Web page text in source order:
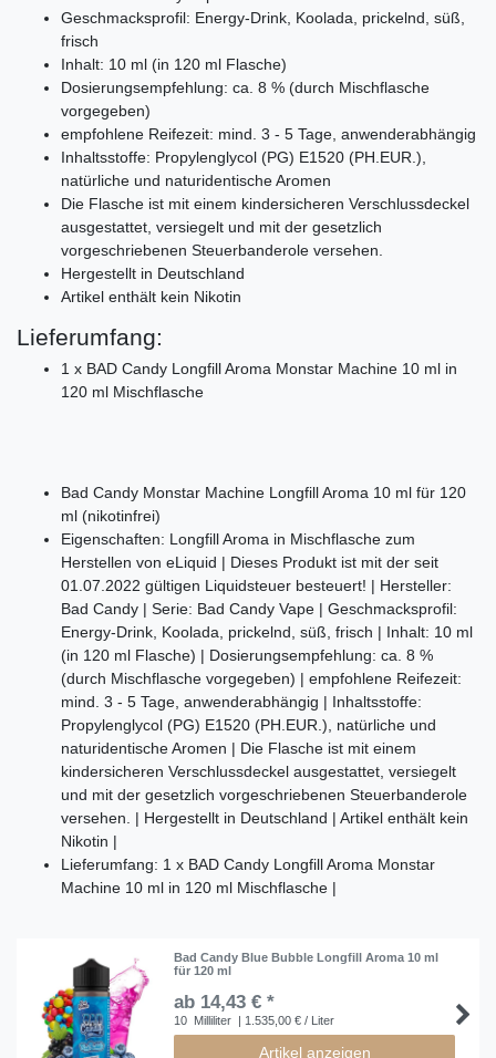
Geschmacksprofil: Energy-Drink, Koolada, prickelnd, süß,
frisch
Inhalt: 10 ml (in 120 ml Flasche)
Dosierungsempfehlung: ca. 8 % (durch Mischflasche
vorgegeben)
empfohlene Reifezeit: mind. 3 - 5 Tage, anwenderabhängig
Inhaltsstoffe: Propylenglycol (PG) E1520 (PH.EUR.),
natürliche und naturidentische Aromen
Die Flasche ist mit einem kindersicheren Verschlussdeckel
ausgestattet, versiegelt und mit der gesetzlich
vorgeschriebenen Steuerbanderole versehen.
Hergestellt in Deutschland
Artikel enthält kein Nikotin
Lieferumfang:
1 x BAD Candy Longfill Aroma Monstar Machine 10 ml in
120 ml Mischflasche
Bad Candy Monstar Machine Longfill Aroma 10 ml für 120
ml (nikotinfrei)
Eigenschaften: Longfill Aroma in Mischflasche zum
Herstellen von eLiquid | Dieses Produkt ist mit der seit
01.07.2022 gültigen Liquidsteuer besteuert! | Hersteller:
Bad Candy | Serie: Bad Candy Vape | Geschmacksprofil:
Energy-Drink, Koolada, prickelnd, süß, frisch | Inhalt: 10 ml
(in 120 ml Flasche) | Dosierungsempfehlung: ca. 8 %
(durch Mischflasche vorgegeben) | empfohlene Reifezeit:
mind. 3 - 5 Tage, anwenderabhängig | Inhaltsstoffe:
Propylenglycol (PG) E1520 (PH.EUR.), natürliche und
naturidentische Aromen | Die Flasche ist mit einem
kindersicheren Verschlussdeckel ausgestattet, versiegelt
und mit der gesetzlich vorgeschriebenen Steuerbanderole
versehen. | Hergestellt in Deutschland | Artikel enthält kein
Nikotin |
Lieferumfang: 1 x BAD Candy Longfill Aroma Monstar
Machine 10 ml in 120 ml Mischflasche |
Bad Candy Blue Bubble Longfill Aroma 10 ml
für 120 ml
ab 14,43 € *
10 Milliliter | 1.535,00 € / Liter
Artikel anzeigen